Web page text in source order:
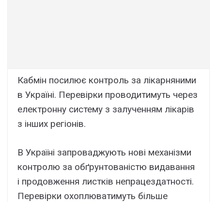
Кабмін посилює контроль за лікарняними
в Україні. Перевірки проводитимуть через
електронну систему з залученням лікарів
з інших регіонів.
В Україні запроваджують нові механізми
контролю за обґрунтованістю видавання
і продовження листків непрацездатності.
Перевірки охоплюватимуть більше